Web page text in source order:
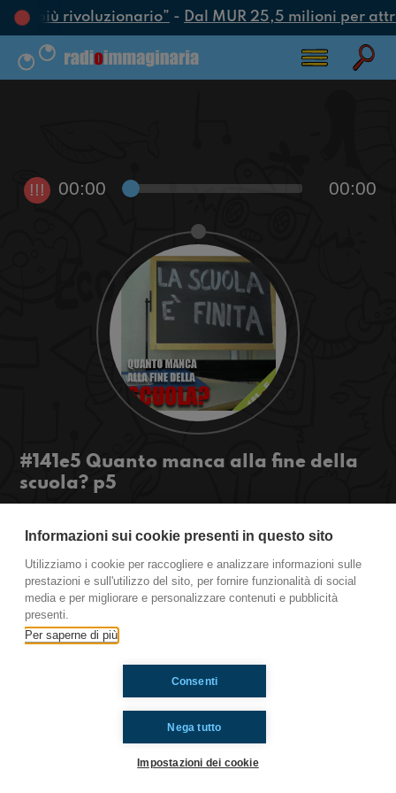
più rivoluzionario”- Dal MUR 25,5 milioni per
!!! 00:00 00:00
#141e5 Quanto manca alla fine della
scuola? p5
Eh si, purtroppo mancano ancora 210 giorni!!!
sopravviveremo? Sentite qua!
#OkkinSu www.radioimmaginaria.it
Ti è piaciuto? Condividilo!
Informazioni sui cookie presenti in questo sito
Utilizziamo i cookie per raccogliere e analizzare informazioni sulle
prestazioni e sull'utilizzo del sito, per fornire funzionalità di social
media e per migliorare e personalizzare contenuti e pubblicità
presenti.
Per saperne di più
Nega tutto
Consenti
Impostazioni dei cookie